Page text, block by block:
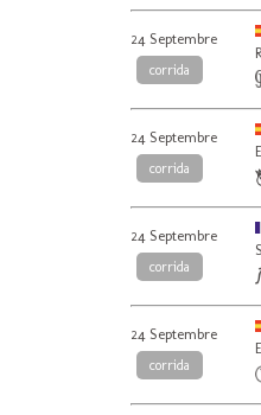
24 Septembre
corrida
24 Septembre
corrida
24 Septembre
corrida
24 Septembre
corrida